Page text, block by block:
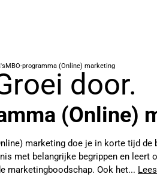
door.
MBO-programma (Online) marketing
(Online)
marketing doe je in korte tijd
met belangrijke begrippen en leert
marketingboodschap. Ook het...